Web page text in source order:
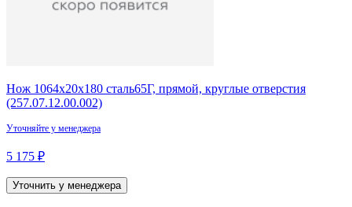
Нож 1064х20х180 сталь65Г, прямой, круглые отверстия
(257.07.12.00.002)
Уточняйте у менеджера
5 175 ₽
Уточнить у менеджера